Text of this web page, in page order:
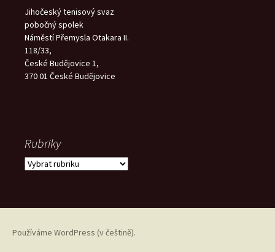
Jihočeský tenisový svaz
pobočný spolek
Náměstí Přemysla Otakara II.
118/33,
České Budějovice 1,
370 01 České Budějovice
Rubriky
Rubriky
Používáme WordPress (v češtině).